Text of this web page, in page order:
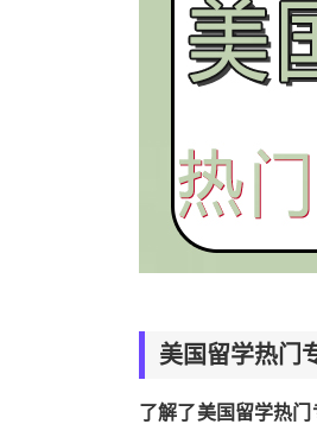
美国留学热门
了解了美国留学热